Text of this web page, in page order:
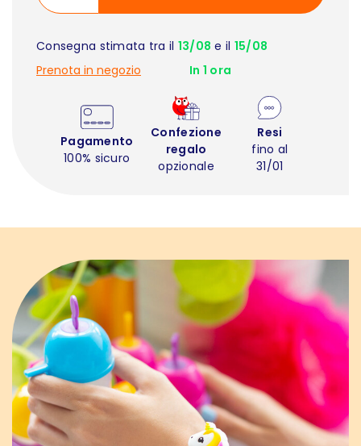
Consegna stimata tra il 13/08 e il 15/08
Prenota in negozio
In 1 ora
Pagamento
100% sicuro
Confezione
regalo
opzionale
Resi
fino al
31/01